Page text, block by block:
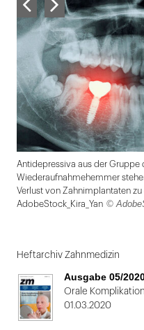
Antidepressiva aus der Gruppe
Wiederaufnahmehemmer
Verlust von Zahnimplantaten zu
AdobeStock_Kira_Yan ©
1
von
2
Heftarchiv Zahnmedizin
Ausgabe 05/
Orale
01.03.2020